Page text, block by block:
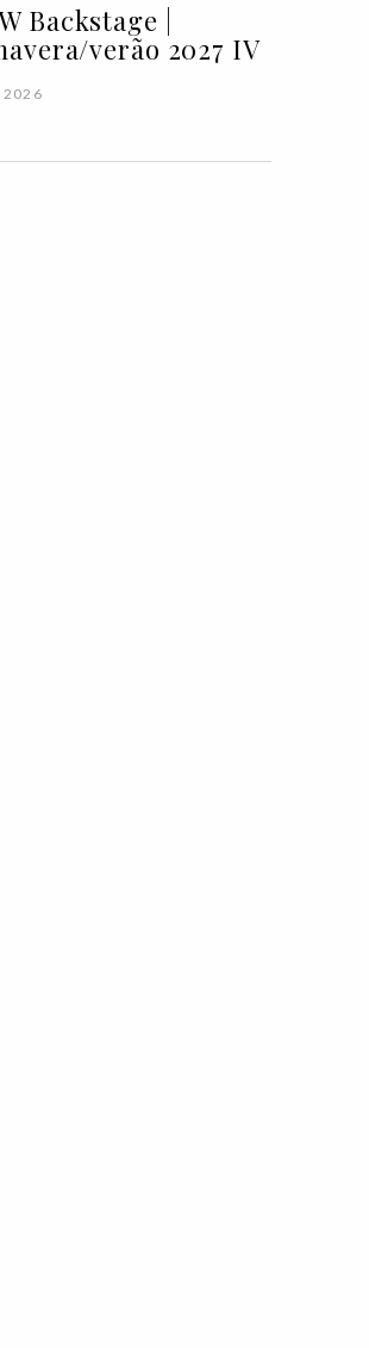
Backstage |
verão 2027 IV
2026